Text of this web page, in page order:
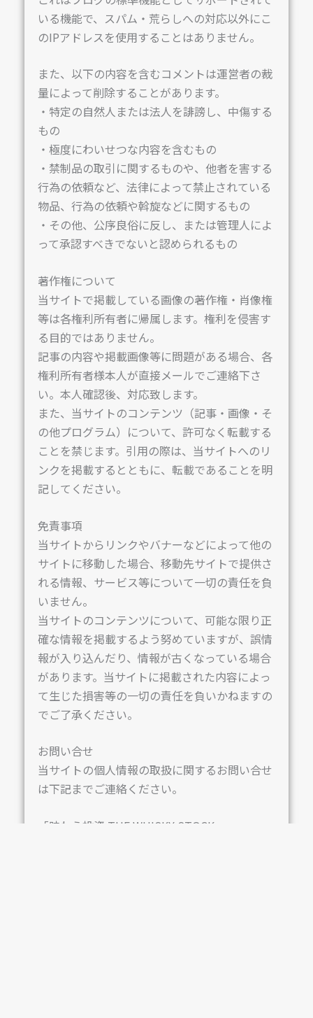
いる機能で、スパム・荒らしへの対応以外にこ
のIPアドレスを使用することはありません。
また、以下の内容を含むコメントは運営者の裁
量によって削除することがあります。
・特定の自然人または法人を誹謗し、中傷する
もの
・極度にわいせつな内容を含むもの
・禁制品の取引に関するものや、他者を害する
行為の依頼など、法律によって禁止されている
物品、行為の依頼や斡旋などに関するもの
・その他、公序良俗に反し、または管理人によ
って承認すべきでないと認められるもの
著作権について
当サイトで掲載している画像の著作権・肖像権
等は各権利所有者に帰属します。権利を侵害す
る目的ではありません。
記事の内容や掲載画像等に問題がある場合、各
権利所有者様本人が直接メールでご連絡下さ
い。本人確認後、対応致します。
また、当サイトのコンテンツ（記事・画像・そ
の他プログラム）について、許可なく転載する
ことを禁じます。引用の際は、当サイトへのリ
ンクを掲載するとともに、転載であることを明
記してください。
免責事項
当サイトからリンクやバナーなどによって他の
サイトに移動した場合、移動先サイトで提供さ
れる情報、サービス等について一切の責任を負
いません。
当サイトのコンテンツについて、可能な限り正
確な情報を掲載するよう努めていますが、誤情
報が入り込んだり、情報が古くなっている場合
があります。当サイトに掲載された内容によっ
て生じた損害等の一切の責任を負いかねますの
でご了承ください。
お問い合せ
当サイトの個人情報の取扱に関するお問い合せ
は下記までご連絡ください。
「味わう投資 THE WHISKY STOCK」